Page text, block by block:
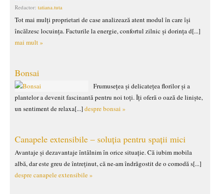
Redactor: tatiana.tuta
Tot mai mulți proprietari de case analizează atent modul în care își
încălzesc locuința. Facturile la energie, confortul zilnic și dorința d[...]
mai mult »
Bonsai
Frumusețea și delicatețea florilor și a
plantelor a devenit fascinantă pentru noi toți. Îți oferă o oază de liniște,
un sentiment de relaxa[...]despre bonsai »
Canapele extensibile – soluția pentru spații mici
Avantaje și dezavantaje întâlnim în orice situație. Că iubim mobila
albă, dar este greu de întreținut, că ne-am îndrăgostit de o comodă s[...]
despre canapele extensibile »